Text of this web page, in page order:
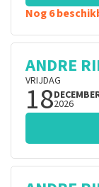
Nog 6
ANDRE
VRIJDAG
182026